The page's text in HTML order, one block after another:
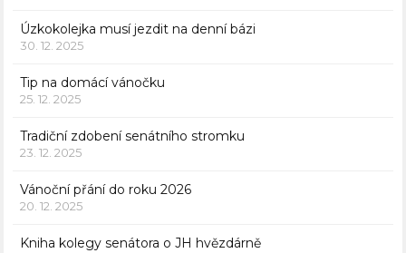
Úzkokolejka musí jezdit na denní bázi
30. 12. 2025
Tip na domácí vánočku
25. 12. 2025
Tradiční zdobení senátního stromku
23. 12. 2025
Vánoční přání do roku 2026
20. 12. 2025
Kniha kolegy senátora o JH hvězdárně